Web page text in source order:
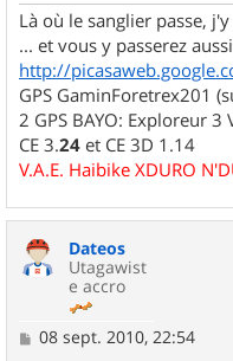
Là où le sanglier passe, j'y
... et vous y passerez
http://
GPS GaminForetrex201
2 GPS BAYO: Exploreur
CE 3.24 et CE 3D 1.14
V.A.E. Haibike XDURO
Dateos
Utagawist
e accro
M
08 sept. 2010, 22:54